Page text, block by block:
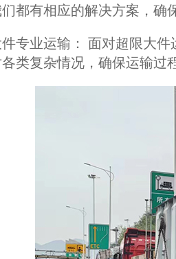
都有相应的解决方案，确
专业运输： 面对超限大
类复杂情况，确保运输过